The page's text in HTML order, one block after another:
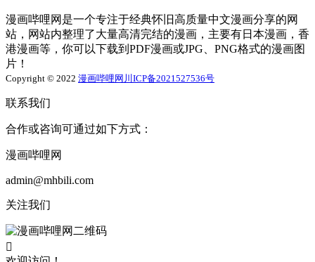
漫画哔哩网是一个专注于经典怀旧高质量中文漫画分享的网
站，网站内整理了大量高清完结的漫画，主要有日本漫画，香
港漫画等，你可以下载到PDF漫画或JPG、PNG格式的漫画图
片！
Copyright © 2022 漫画哔哩网 川ICP备2021527536号
联系我们
合作或咨询可通过如下方式：
漫画哔哩网
admin@mhbili.com
关注我们
